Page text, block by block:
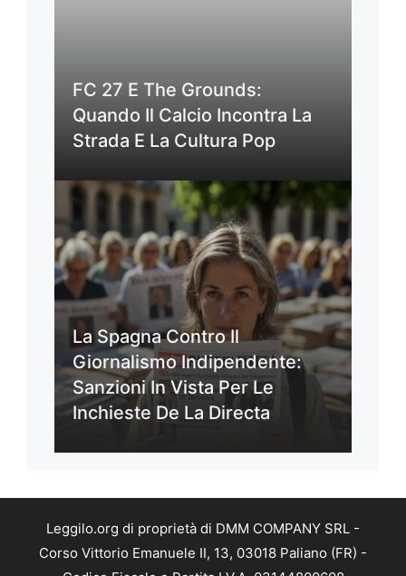
FC 27 E The Grounds:
Quando Il Calcio Incontra La
Strada E La Cultura Pop
La Spagna Contro Il
Giornalismo Indipendente:
Sanzioni In Vista Per Le
Inchieste De La Directa
Leggilo.org di proprietà di DMM COMPANY SRL -
Corso Vittorio Emanuele II, 13, 03018 Paliano (FR) -